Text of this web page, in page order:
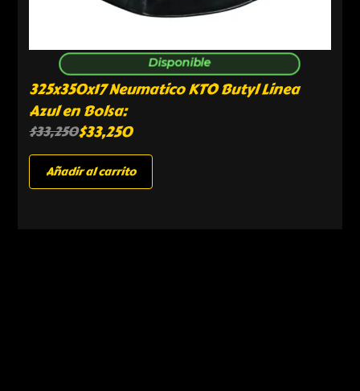
Disponible
325x350x17 Neumatico KTO Butyl Linea
Azul en Bolsa:
$33,250$33,250
Añadir al carrito